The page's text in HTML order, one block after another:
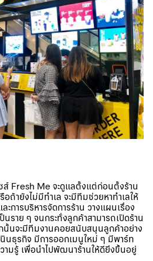
ส์ Fresh Me จะดูแลตั้งแต่ก่อนตั้งร้าน
อถ้ายังไม่มีทำเล จะมีทีมช่วยหาทำเลให้
การบริหารจัดการร้าน วางแผนเรื่อง
นราย ๆ จนกระทั่งลูกค้าสามารถเปิดร้าน
กนั้นจะมีทีมงานคอยสนับสนุนลูกค้าอย่าง
นินธุรกิจ มีการออกเมนูใหม่ ๆ มีพาร์ท
ามรู้ เพื่อนำไปพัฒนาร้านให้ดียิ่งขึ้นอยู่